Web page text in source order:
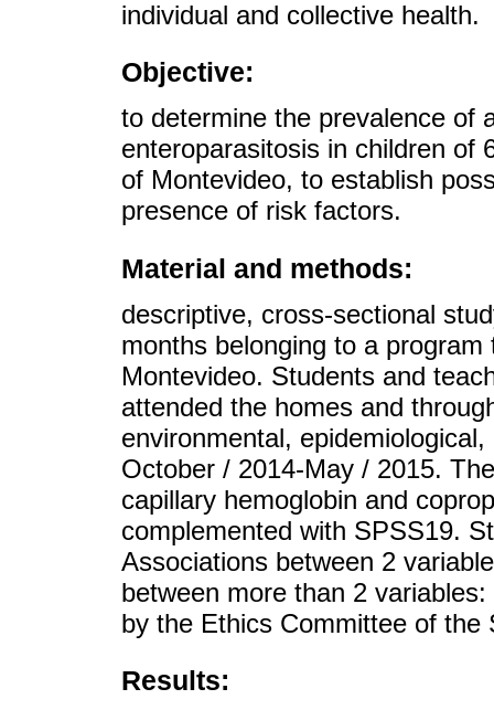
individual and collective health.
Objective:
to determine the prevalence of
enteroparasitosis in children of
of Montevideo, to establish
presence of risk factors.
Material and methods:
descriptive, cross-sectional
months belonging to a
Montevideo. Students and
attended the homes and
environmental,
October / 2014-May / 2015.
capillary hemoglobin and
complemented with SPSS19.
Associations between 2
between more than 2
by the Ethics Committee of the
Results: